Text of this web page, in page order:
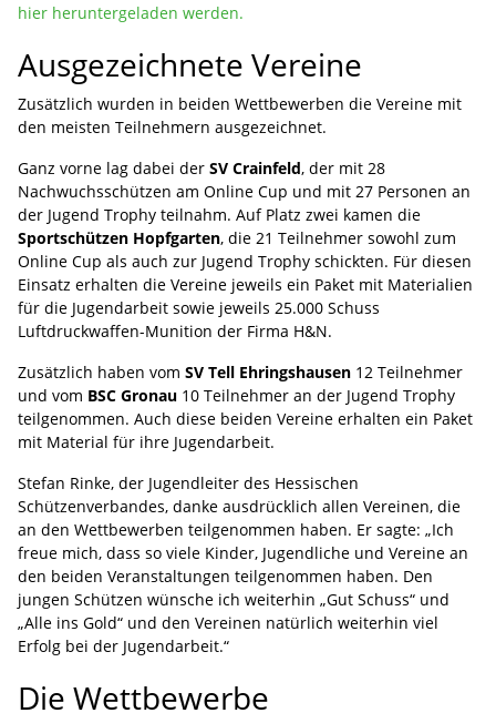
hier heruntergeladen werden.
Ausgezeichnete Vereine
Zusätzlich wurden in beiden Wettbewerben die Vereine mit
den meisten Teilnehmern ausgezeichnet.
Ganz vorne lag dabei der SV Crainfeld, der mit 28
Nachwuchsschützen am Online Cup und mit 27 Personen an
der Jugend Trophy teilnahm. Auf Platz zwei kamen die
Sportschützen Hopfgarten, die 21 Teilnehmer sowohl zum
Online Cup als auch zur Jugend Trophy schickten. Für diesen
Einsatz erhalten die Vereine jeweils ein Paket mit Materialien
für die Jugendarbeit sowie jeweils 25.000 Schuss
Luftdruckwaffen-Munition der Firma H&N.
Zusätzlich haben vom SV Tell Ehringshausen 12 Teilnehmer
und vom BSC Gronau 10 Teilnehmer an der Jugend Trophy
teilgenommen. Auch diese beiden Vereine erhalten ein Paket
mit Material für ihre Jugendarbeit.
Stefan Rinke, der Jugendleiter des Hessischen
Schützenverbandes, danke ausdrücklich allen Vereinen, die
an den Wettbewerben teilgenommen haben. Er sagte: „Ich
freue mich, dass so viele Kinder, Jugendliche und Vereine an
den beiden Veranstaltungen teilgenommen haben. Den
jungen Schützen wünsche ich weiterhin „Gut Schuss“ und
„Alle ins Gold“ und den Vereinen natürlich weiterhin viel
Erfolg bei der Jugendarbeit.“
Die Wettbewerbe